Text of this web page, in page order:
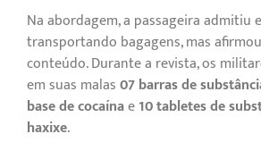
Na abordagem, a passageira admitiu
transportando bagagens, mas
conteúdo. Durante a revista, os
em suas malas07 barras de
base de cocaínae10 tabletes de
haxixe.